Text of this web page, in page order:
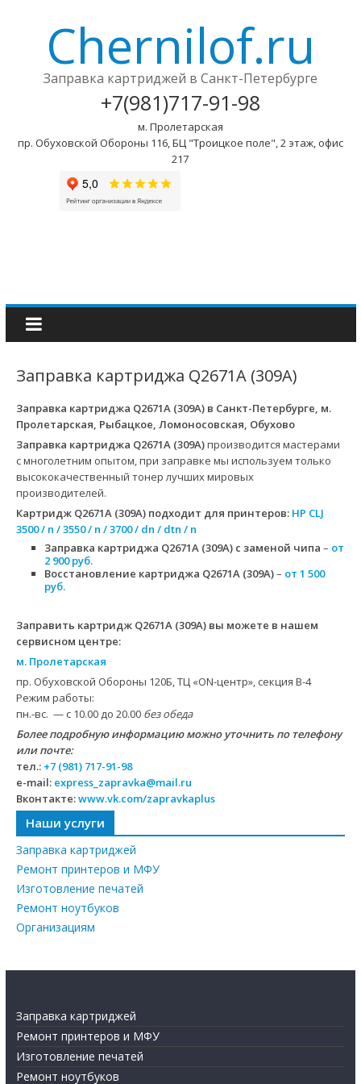
Chernilof.ru
Заправка картриджей в Санкт-Петербурге
+7(981)717-91-98
м. Пролетарская
пр. Обуховской Обороны 116, БЦ "Троицкое поле", 2 этаж, офис
217
Заправка картриджа Q2671A (309A)
Заправка картриджа Q2671A (309A) в Санкт-Петербурге, м.
Пролетарская, Рыбацкое, Ломоносовская, Обухово
Заправка картриджа Q2671A (309A)производится мастерами
с многолетним опытом, при заправке мы используем только
высококачественный тонер лучших мировых
производителей.
Картридж Q2671A (309A) подходит для принтеров: HP CLJ
3500 / n / 3550 / n / 3700 / dn / dtn / n
Заправка картриджа Q2671A (309A) с заменой чипа – от
2 900 руб.
Восстановление картриджа Q2671A (309A)– от 1 500
руб.
Заправить картридж Q2671A (309A) вы можете в нашем
сервисном центре:
м. Пролетарская
пр. Обуховской Обороны 120Б, ТЦ «ON-центр», секция B-4
Режим работы:
пн.-вс. — с 10.00 до 20.00 без обеда
Более подробную информацию можно уточнить по телефону
или почте:
тел.: +7 (981) 717-91-98
e-mail: express_zapravka@mail.ru
Вконтакте:www.vk.com/zapravkaplus
Наши услуги
Заправка картриджей
Ремонт принтеров и МФУ
Изготовление печатей
Ремонт ноутбуков
Организациям
Заправка картриджей
Ремонт принтеров и МФУ
Изготовление печатей
Ремонт ноутбуков